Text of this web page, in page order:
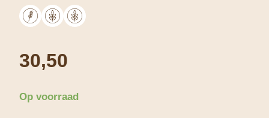
30,50
Op voorraad